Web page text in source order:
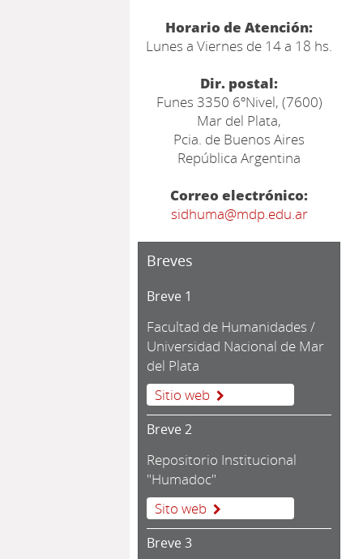
Horario de Atención:
Lunes a Viernes de 14 a 18 hs.
Dir. postal:
Funes 3350 6ºNivel, (7600)
Mar del Plata,
Pcia. de Buenos Aires
República Argentina
Correo electrónico:
sidhuma@mdp.edu.ar
Breves
Breve 1
Facultad de Humanidades /
Universidad Nacional de Mar
del Plata
Sitio web
Breve 2
Repositorio Institucional
"Humadoc"
Sito web
Breve 3